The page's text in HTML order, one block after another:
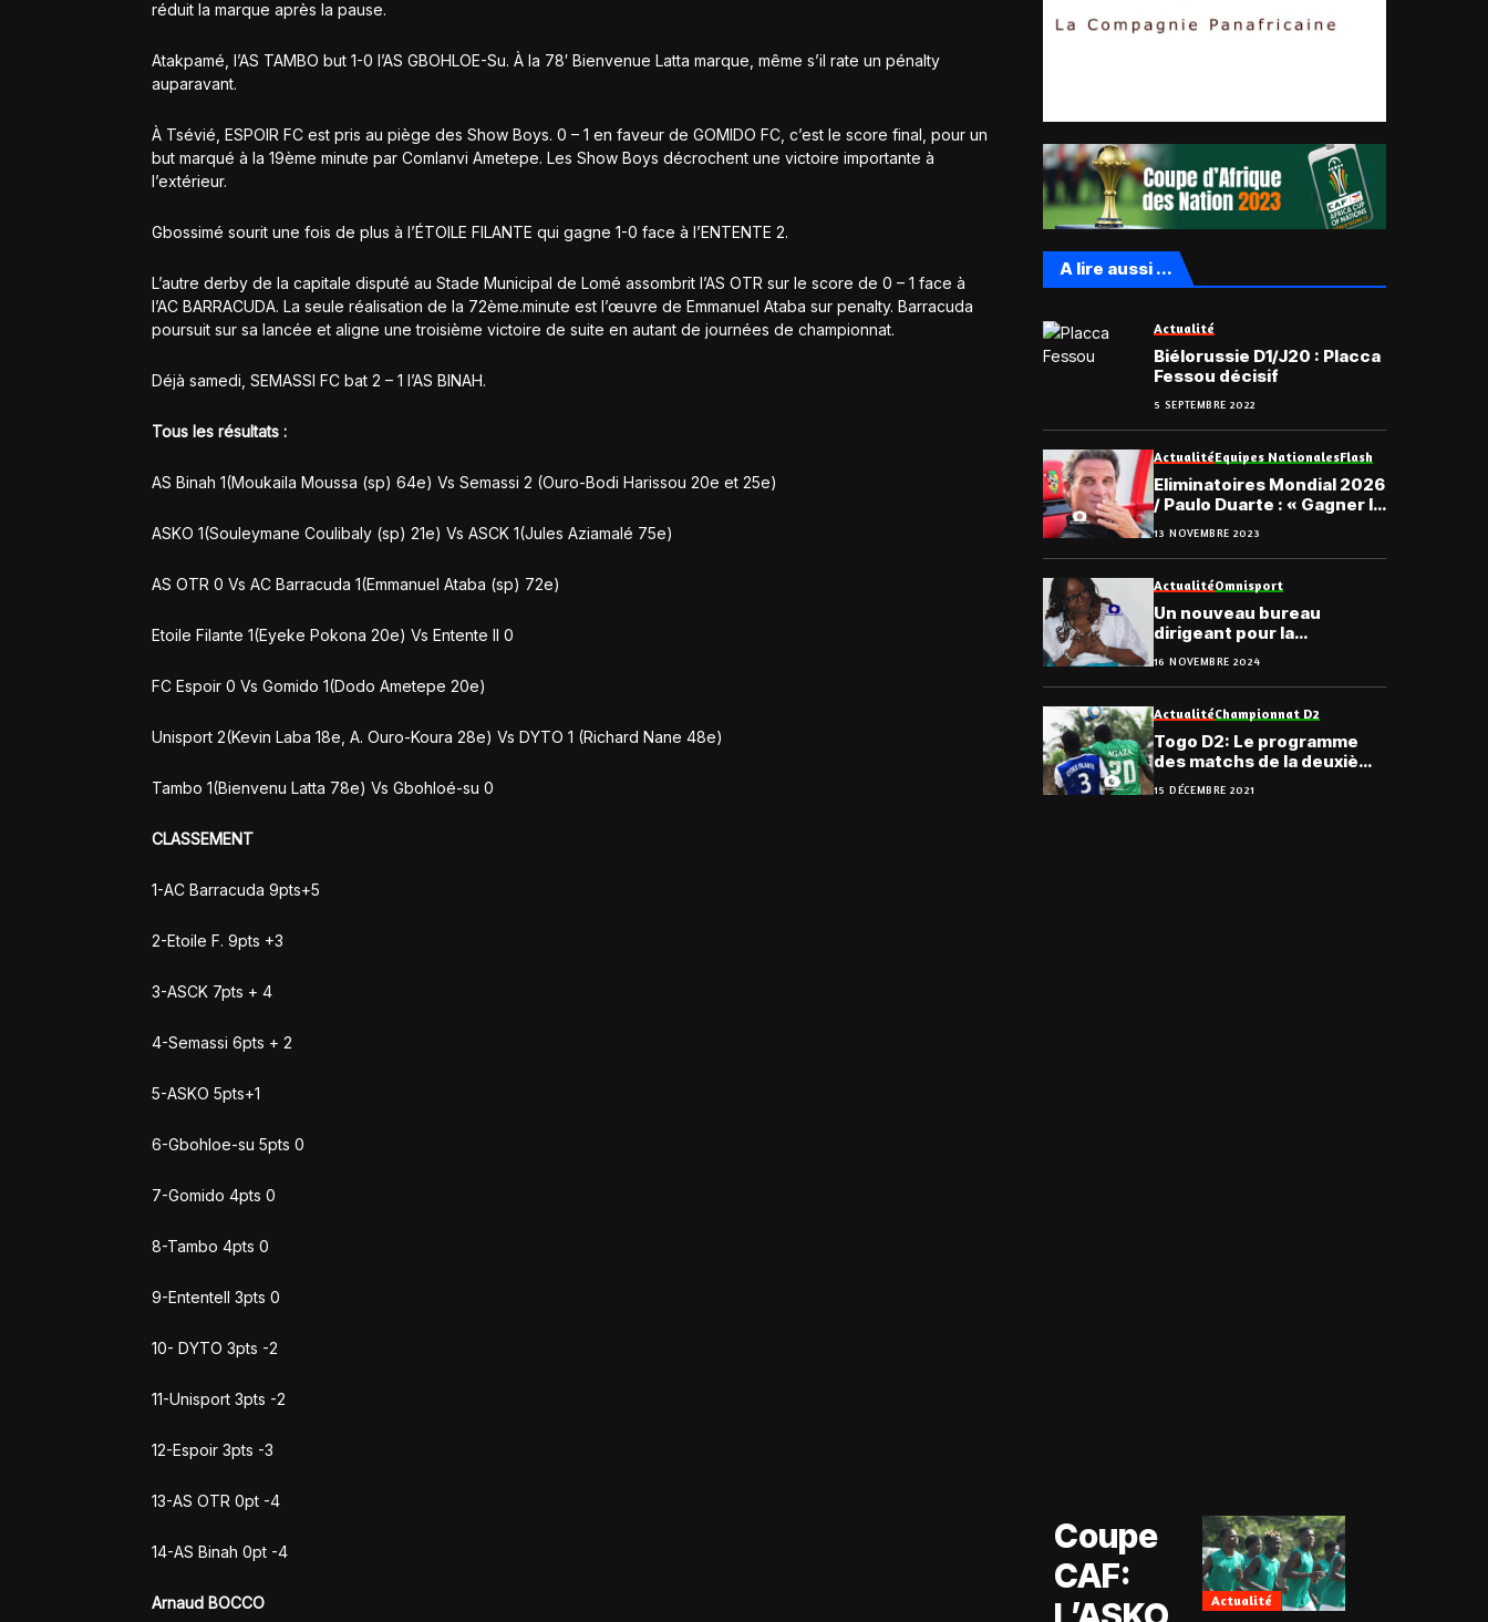
réduit la marque après la pause.
Atakpamé, l’AS TAMBO but 1-0 l’AS GBOHLOE-Su. À la 78′ Bienvenue Latta marque, même s’il rate un pénalty
auparavant.
À Tsévié, ESPOIR FC est pris au piège des Show Boys. 0 – 1 en faveur de GOMIDO FC, c’est le score final, pour un
but marqué à la 19ème minute par Comlanvi Ametepe. Les Show Boys décrochent une victoire importante à
l’extérieur.
Gbossimé sourit une fois de plus à l’ÉTOILE FILANTE qui gagne 1-0 face à l’ENTENTE 2.
L’autre derby de la capitale disputé au Stade Municipal de Lomé assombrit l’AS OTR sur le score de 0 – 1 face à
l’AC BARRACUDA. La seule réalisation de la 72ème.minute est l’œuvre de Emmanuel Ataba sur penalty. Barracuda
poursuit sur sa lancée et aligne une troisième victoire de suite en autant de journées de championnat.
Déjà samedi, SEMASSI FC bat 2 – 1 l’AS BINAH.
Tous les résultats :
AS Binah 1(Moukaila Moussa (sp) 64e) Vs Semassi 2 (Ouro-Bodi Harissou 20e et 25e)
ASKO 1(Souleymane Coulibaly (sp) 21e) Vs ASCK 1(Jules Aziamalé 75e)
AS OTR 0 Vs AC Barracuda 1(Emmanuel Ataba (sp) 72e)
Etoile Filante 1(Eyeke Pokona 20e) Vs Entente II 0
FC Espoir 0 Vs Gomido 1(Dodo Ametepe 20e)
Unisport 2(Kevin Laba 18e, A. Ouro-Koura 28e) Vs DYTO 1 (Richard Nane 48e)
Tambo 1(Bienvenu Latta 78e) Vs Gbohloé-su 0
CLASSEMENT
1-AC Barracuda 9pts+5
2-Etoile F. 9pts +3
3-ASCK 7pts + 4
4-Semassi 6pts + 2
5-ASKO 5pts+1
6-Gbohloe-su 5pts 0
7-Gomido 4pts 0
8-Tambo 4pts 0
9-EntenteII 3pts 0
10- DYTO 3pts -2
11-Unisport 3pts -2
12-Espoir 3pts -3
13-AS OTR 0pt -4
14-AS Binah 0pt -4
Arnaud BOCCO
A lire aussi ...
Actualité
Biélorussie D1/J20 : Placca
Fessou décisif
5 SEPTEMBRE 2022
ActualitéEquipes NationalesFlash
Eliminatoires Mondial 2026
/ Paulo Duarte : « Gagner le
maximum de match »
13 NOVEMBRE 2023
ActualitéOmnisport
Un nouveau bureau
dirigeant pour la
Fédération Togolaise
d’Athlétisme
16 NOVEMBRE 2024
ActualitéChampionnat D2
Togo D2: Le programme
des matchs de la deuxième
journée de championnat
15 DÉCEMBRE 2021
Coupe
CAF:
Actualité